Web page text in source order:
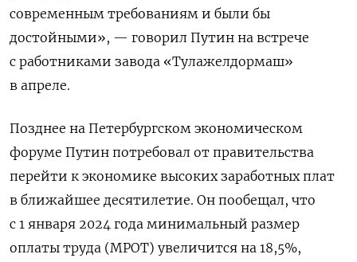
современным требованиям и были бы
достойными», — говорил Путин на встрече
с работниками завода «Тулажелдормаш»
в апреле.
Позднее на Петербургском экономическом
форуме Путин потребовал от правительства
перейти к экономике высоких заработных плат
в ближайшее десятилетие. Он пообещал, что
с 1 января 2024 года минимальный размер
оплаты труда (МРОТ) увеличится на 18,5%,